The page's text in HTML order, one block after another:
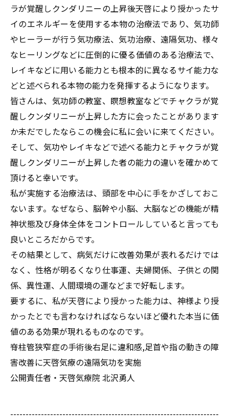
ラが覚醒しクンダリニーの上昇後天啓により授かったサ
イのエネルギーを使用する本物の治療法であり、気功師
やヒーラーが行う気功療法、気功治療、遠隔気功、様々
なヒーリングなどに圧倒的に優る価値のある治療法で、
レイキなどに用いる能力とも根本的に異なるサイ能力な
どと述べられる本物の能力を発揮するようになります。
皆さんは、気功師の教室、瞑想教室などでチャクラが覚
醒しクンダリニーが上昇した方に会ったことがあります
か未だでしたならこの機会に私に会いに来てください。
そして、気功やレイキなどで述べる能力とチャクラが覚
醒しクンダリニーが上昇した者の能力の違いを確かめて
頂けると幸いです。
私が実施する治療法は、頭部を中心に手をかざしておこ
ないます。なぜなら、脳幹や小脳、大脳などの機能が精
神状態及び身体全体をコントロールしていると言っても
良いところだからです。
その結果として、病気だけに改善効果が表れるだけでは
なく、性格が明るくなり仕事運、夫婦関係、子供との関
係、異性運、人間環境の運などまで好転します。
要するに、私が天啓により授かった能力は、神様より授
かったとでも言わなければならないほど優れた本当に価
値のある効果が現れるものなのです。
脊柱管狭窄症の手術後右足に違和感,足首や指の動きの障
害改善に天啓気療の遠隔気功を実施
公開責任者・天啓気療院 北沢勇人
--------------------------------------------------------------------